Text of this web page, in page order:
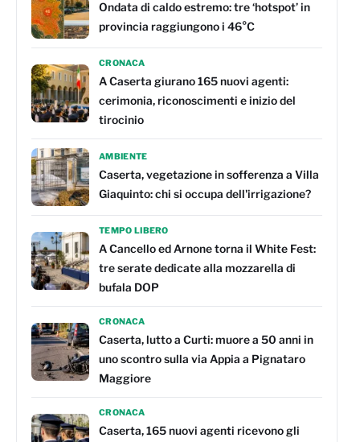
Ondata di caldo estremo: tre ‘hotspot’ in
provincia raggiungono i 46°C
CRONACA
A Caserta giurano 165 nuovi agenti:
cerimonia, riconoscimenti e inizio del
tirocinio
AMBIENTE
Caserta, vegetazione in sofferenza a Villa
Giaquinto: chi si occupa dell'irrigazione?
TEMPO LIBERO
A Cancello ed Arnone torna il White Fest:
tre serate dedicate alla mozzarella di
bufala DOP
CRONACA
Caserta, lutto a Curti: muore a 50 anni in
uno scontro sulla via Appia a Pignataro
Maggiore
CRONACA
Caserta, 165 nuovi agenti ricevono gli